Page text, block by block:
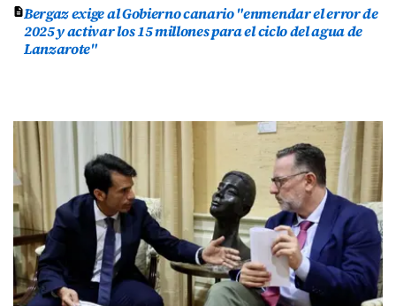
Bergaz exige al Gobierno canario "enmendar el error de
2025 y activar los 15 millones para el ciclo del agua de
Lanzarote"